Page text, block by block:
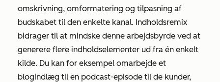
omskrivning, omformatering og tilpasning af
budskabet til den enkelte kanal. Indholdsremix
bidrager til at mindske denne arbejdsbyrde ved at
generere flere indholdselementer ud fra én enkelt
kilde. Du kan for eksempel omarbejde et
blogindlæg til en podcast-episode til de kunder,